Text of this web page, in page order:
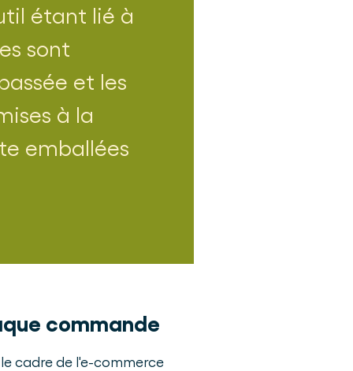
étant lié à
sont
et les
à la
emballées
commande
cadre de l'e-commerce